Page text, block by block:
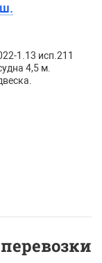
1.13 исп.211
4,5 м.